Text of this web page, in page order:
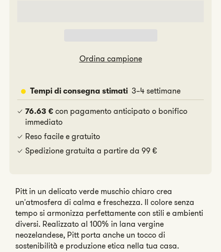
Ordina campione
Tempi di consegna stimati 3–4 settimane
76.63 € con pagamento anticipato o bonifico
immediato
Reso facile e gratuito
Spedizione gratuita a partire da 99 €
Pitt in un delicato verde muschio chiaro crea
un'atmosfera di calma e freschezza. Il colore senza
tempo si armonizza perfettamente con stili e ambienti
diversi. Realizzato al 100% in lana vergine
neozelandese, Pitt porta anche un tocco di
sostenibilità e produzione etica nella tua casa.